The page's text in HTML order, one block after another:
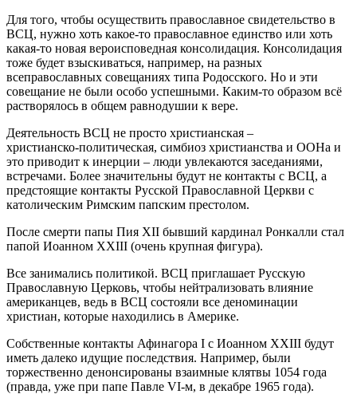
Для того, чтобы осуществить православное свидетельство в
ВСЦ, нужно хоть какое‑то православное единство или хоть
какая‑то новая вероисповедная консолидация. Консолидация
тоже будет взыскиваться, например, на разных
всеправославных совещаниях типа Родосского. Но и эти
совещание не были особо успешными. Каким‑то образом всё
растворялось в общем равнодушии к вере.
Деятельность ВСЦ не просто христианская –
христианско‑политическая, симбиоз христианства и ООНа и
это приводит к инерции – люди увлекаются заседаниями,
встречами. Более значительны будут не контакты с ВСЦ, а
предстоящие контакты Русской Православной Церкви с
католическим Римским папским престолом.
После смерти папы Пия XII бывший кардинал Ронкалли стал
папой Иоанном XXIII (очень крупная фигура).
Все занимались политикой. ВСЦ приглашает Русскую
Православную Церковь, чтобы нейтрализовать влияние
американцев, ведь в ВСЦ состояли все деноминации
христиан, которые находились в Америке.
Собственные контакты Афинагора I с Иоанном XXIII будут
иметь далеко идущие последствия. Например, были
торжественно денонсированы взаимные клятвы 1054 года
(правда, уже при папе Павле VI‑м, в декабре 1965 года).